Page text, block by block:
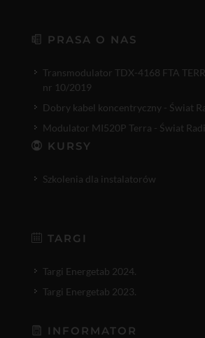
PRASA O NAS
Transmodulator TDX-4168 FTA
nr 10/2019
Dobry kabel koncentryczny - Świat
Modulator MI520P Terra - Świat
KURSY
Szkolenia dla instalatorów
TARGI
Targi Energetab 2024.
Targi Energetab 2023.
INFORMATOR